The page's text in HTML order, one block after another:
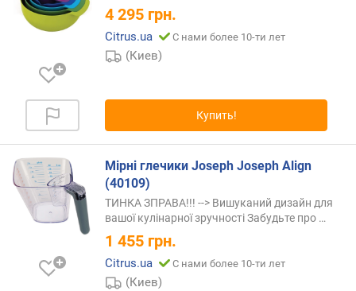
м
д
д
о
б
а
в
л
н
и
4 295 грн.
Citrus.ua С нами более 10-ти лет
(Киев)
Купить!
Мірні глечики Joseph Joseph Align
(40109)
ТИНКА ЗПРАВА!!! --> Вишуканий дизайн для
вашої кулінарної зручності Забудьте про …
1 455 грн.
Citrus.ua С нами более 10-ти лет
(Киев)